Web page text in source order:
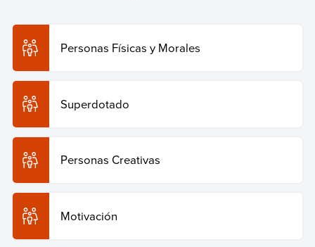
el 29 de julio de 2026 de
https://humanidades.com/personalidad/
Copiar cita
Personas Físicas y Morales
Superdotado
Personas Creativas
Motivación